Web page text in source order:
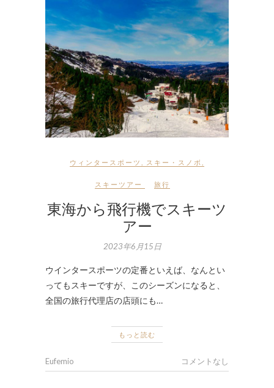
ウィンタースポーツ スキー・スノボ
スキーツアー 旅行
東海から飛行機でスキーツ
アー
2023年6月15日
ウインタースポーツの定番といえば、なんとい
ってもスキーですが、このシーズンになると、
全国の旅行代理店の店頭にも…
もっと読む
Eufemio コメントなし